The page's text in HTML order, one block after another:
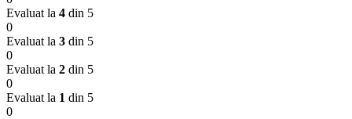
Evaluat la 4 din 5
0
Evaluat la 3 din 5
0
Evaluat la 2 din 5
0
Evaluat la 1 din 5
0